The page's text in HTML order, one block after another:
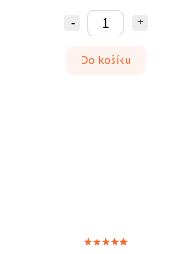
Do košíku